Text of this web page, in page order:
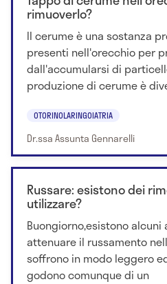
rimuoverlo?
Il cerume è una sostanza
presenti nell'orecchio per
dall'accumularsi di
produzione di cerume è
OTORINOLARINGOIATRIA
Dr.ssa Assunta Gennarelli
Russare: esistono dei
utilizzare?
Buongiorno,esistono
attenuare il russamento
soffrono in modo leggero
godono comunque di un